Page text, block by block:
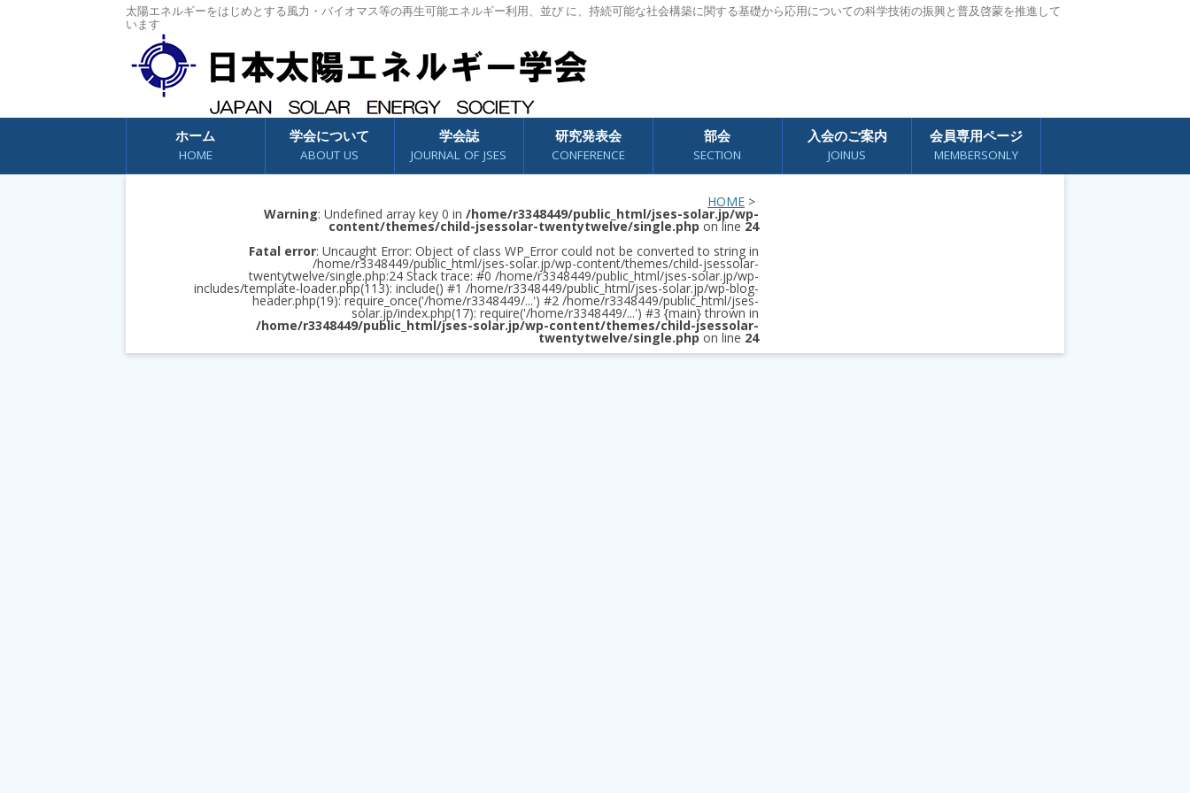
太陽エネルギーをはじめとする風力・バイオマス等の再生可能エネルギー利用、並び に、持続可能な社会構築に関する基礎から応用についての科学技術の振興と普及啓蒙を推進して
います
コンテンツへスキップ
ホーム
HOME
学会について
ABOUT US
学会誌
JOURNAL OF JSES
研究発表会
CONFERENCE
部会
SECTION
入会のご案内
JOINUS
会員専用ページ
MEMBERSONLY
HOME >
Warning: Undefined array key 0 in /home/r3348449/public_html/jses-solar.jp/wp-
content/themes/child-jsessolar-twentytwelve/single.php on line 24
Fatal error: Uncaught Error: Object of class WP_Error could not be converted to string in
/home/r3348449/public_html/jses-solar.jp/wp-content/themes/child-jsessolar-
twentytwelve/single.php:24 Stack trace: #0 /home/r3348449/public_html/jses-solar.jp/wp-
includes/template-loader.php(113): include() #1 /home/r3348449/public_html/jses-solar.jp/wp-blog-
header.php(19): require_once('/home/r3348449/...') #2 /home/r3348449/public_html/jses-
solar.jp/index.php(17): require('/home/r3348449/...') #3 {main} thrown in
/home/r3348449/public_html/jses-solar.jp/wp-content/themes/child-jsessolar-
twentytwelve/single.php on line 24